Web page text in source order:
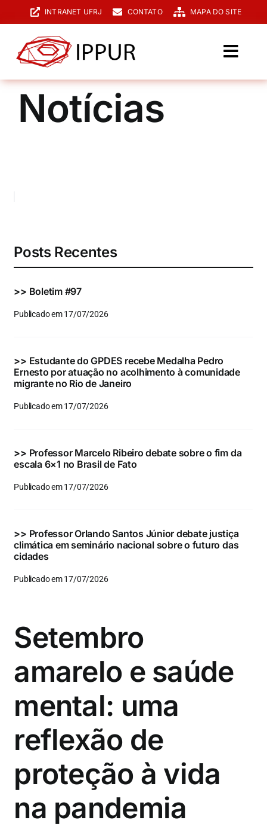
para
conteúdo
INTRANET UFRJ CONTATO MAPA DO SITE
O IPPUR
Graduação
Eventos e Certificados
para:
Notícias
Posts Recentes
>> Boletim #97
Publicado em 17/07/2026
>> Estudante do GPDES recebe Medalha Pedro
Ernesto por atuação no acolhimento à comunidade
migrante no Rio de Janeiro
Publicado em 17/07/2026
>> Professor Marcelo Ribeiro debate sobre o fim da
escala 6×1 no Brasil de Fato
Publicado em 17/07/2026
>> Professor Orlando Santos Júnior debate justiça
climática em seminário nacional sobre o futuro das
cidades
Publicado em 17/07/2026
Setembro
amarelo e saúde
mental: uma
reflexão de
proteção à vida
na pandemia